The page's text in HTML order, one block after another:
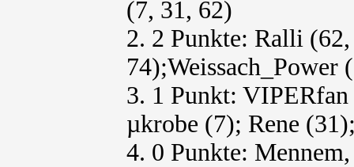
(7, 31, 62)
2. 2 Punkte: Ralli
74);Weissach_Power
3. 1 Punkt:
µkrobe (7); Rene
4. 0 Punkte: